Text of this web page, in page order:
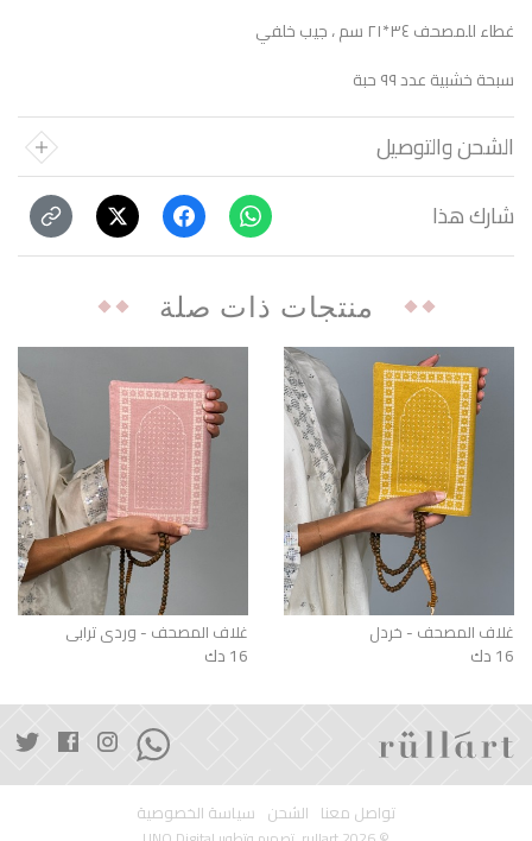
غطاء للمصحف ٣٤*٢١ سم ، جيب خلفي
سبحة خشبية عدد ٩٩ حبة
الشحن والتوصيل
شارك هذا
منتجات ذات صلة
غلاف المصحف - خردل
16 دك
غلاف المصحف - وردي ترابي
16 دك
تواصل معنا الشحن سياسة الخصوصية